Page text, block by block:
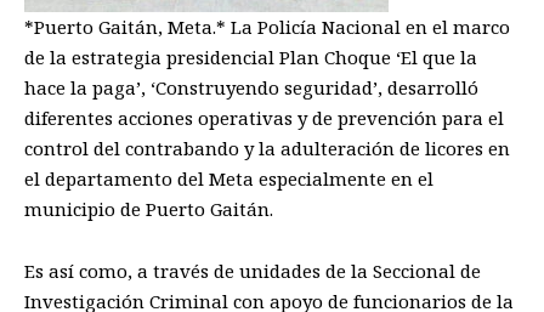
*Puerto Gaitán, Meta.* La Policía Nacional en el marco
de la estrategia presidencial Plan Choque ‘El que la
hace la paga’, ‘Construyendo seguridad’, desarrolló
diferentes acciones operativas y de prevención para el
control del contrabando y la adulteración de licores en
el departamento del Meta especialmente en el
municipio de Puerto Gaitán.
Es así como, a través de unidades de la Seccional de
Investigación Criminal con apoyo de funcionarios de la